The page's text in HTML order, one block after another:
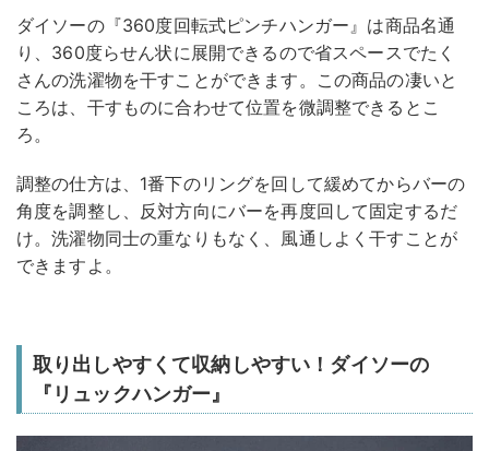
ダイソーの『360度回転式ピンチハンガー』は商品名通
り、360度らせん状に展開できるので省スペースでたく
さんの洗濯物を干すことができます。この商品の凄いと
ころは、干すものに合わせて位置を微調整できるとこ
ろ。
調整の仕方は、1番下のリングを回して緩めてからバーの
角度を調整し、反対方向にバーを再度回して固定するだ
け。洗濯物同士の重なりもなく、風通しよく干すことが
できますよ。
取り出しやすくて収納しやすい！ダイソーの
『リュックハンガー』